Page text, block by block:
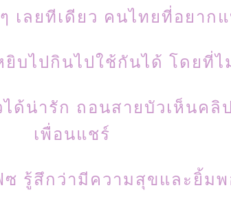
เลยทีเดียว คนไทยที่อยากแ
บไปกินไปใช้กันได้ โดยที่ไ
ด้น่ารัก ถอนสายบัวเห็นคลิ
เพื่อนแชร์
ซ รู้สึกว่ามีความสุขและยิ้มพ